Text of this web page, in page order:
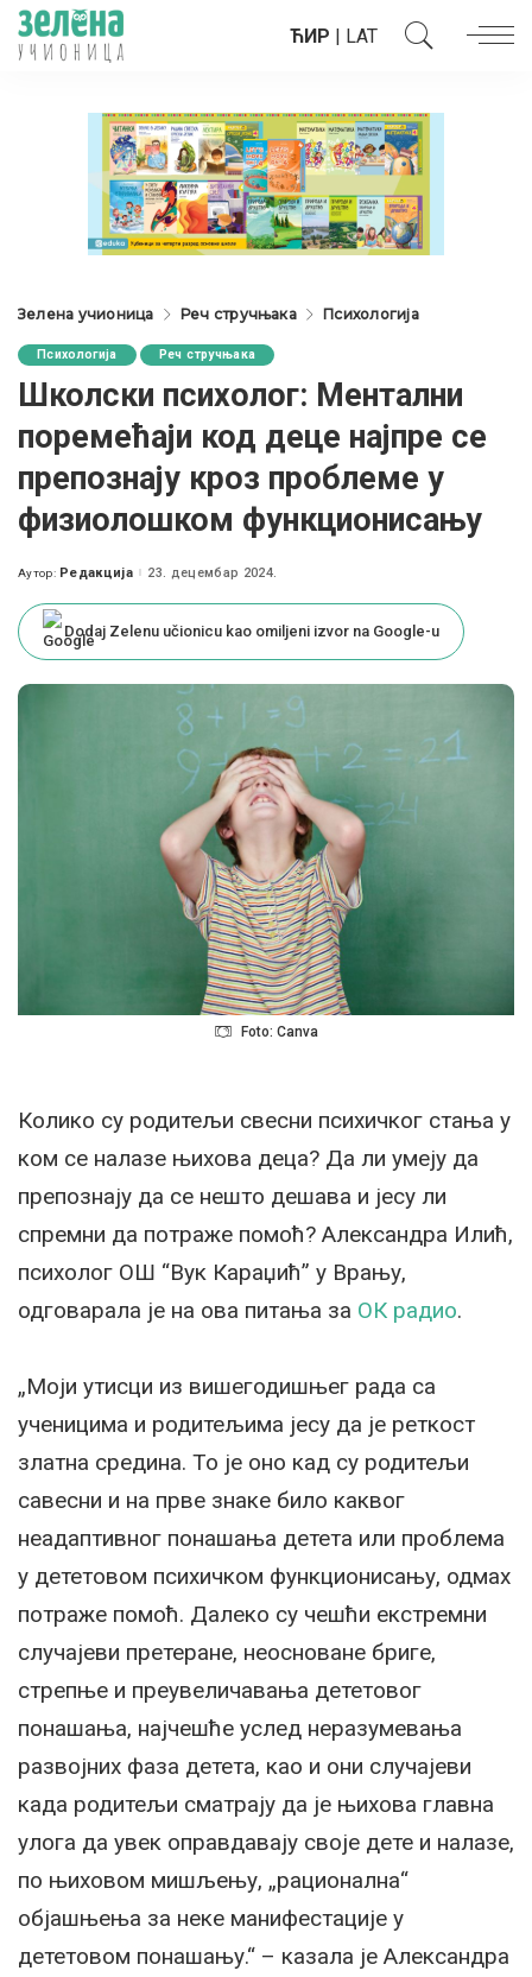
ЋИР | LAT
Зелена учионица Реч стручњака Психологија
Психологија Реч стручњака
Школски психолог: Ментални
поремећаји код деце најпре се
препознају кроз проблеме у
физиолошком функционисању
Posted
Аутор: Редакција 23. децембар 2024.
Dodaj Zelenu učionicu kao omiljeni izvor na Google-u
Foto: Canva
Колико су родитељи свесни психичког стања у
ком се налазе њихова деца? Да ли умеју да
препознају да се нешто дешава и јесу ли
спремни да потраже помоћ? Александра Илић,
психолог ОШ “Вук Караџић” у Врању,
одговарала је на ова питања за ОК радио.
„Моји утисци из вишегодишњег рада са
ученицима и родитељима јесу да је реткост
златна средина. То је оно кад су родитељи
савесни и на прве знаке било каквог
неадаптивног понашања детета или проблема
у дететовом психичком функционисању, одмах
потраже помоћ. Далеко су чешћи екстремни
случајеви претеране, неосноване бриге,
стрепње и преувеличавања дететовог
понашања, најчешће услед неразумевања
развојних фаза детета, као и они случајеви
када родитељи сматрају да је њихова главна
улога да увек оправдавају своје дете и налазе,
по њиховом мишљењу, „рационална“
објашњења за неке манифестације у
дететовом понашању.“ – казала је Александра